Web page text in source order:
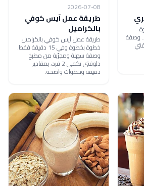
فقط. وصفة
2026-07-08
طريقة عمل آيس كوفي
بالكراميل
طريقة عمل آيس كوفي بالكراميل
خطوة بخطوة وفي 15 دقيقة فقط.
وصفة سهلة ومجرّبة من مطبخ
دلوقتي تكفي 2 فرد، بمقادير
دقيقة وخطوات واضحة.